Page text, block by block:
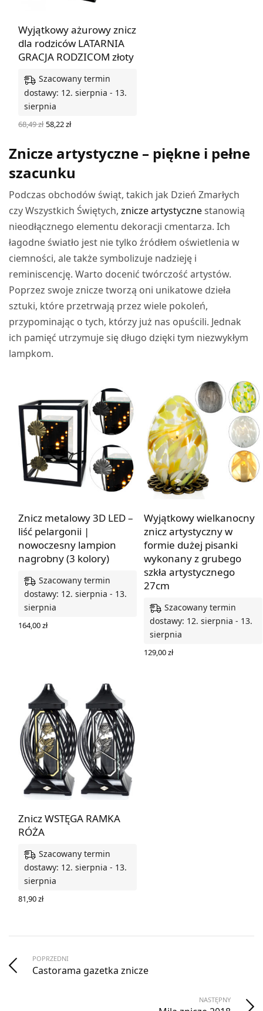
Wyjątkowy ażurowy znicz
dla rodziców LATARNIA
GRACJA RODZICOM złoty
Szacowany termin
dostawy: 12. sierpnia - 13.
sierpnia
68,49zł Pierwotna
cena
68,49 zł.
58,22złAktualna
58,22 zł.
Znicze artystyczne – piękne i pełne
szacunku
Podczas obchodów świąt, takich jak Dzień Zmarłych
czy Wszystkich Świętych,znicze artystycznestanowią
nieodłącznego elementu dekoracji cmentarza. Ich
łagodne światło jest nie tylko źródłem oświetlenia w
ciemności, ale także symbolizuje nadzieję i
reminiscencję. Warto docenić twórczość artystów.
Poprzez swoje znicze tworzą oni unikatowe dzieła
sztuki, które przetrwają przez wiele pokoleń,
przypominając o tych, którzy już nas opuścili. Jednak
ich pamięć utrzymuje się długo dzięki tym niezwykłym
lampkom.
Znicz metalowy 3D LED –
liść pelargonii |
nowoczesny lampion
nagrobny (3 kolory)
Szacowany termin
dostawy: 12. sierpnia - 13.
sierpnia
164,00zł
Wyjątkowy wielkanocny
znicz artystyczny w
formie dużej pisanki
wykonany z grubego
szkła artystycznego
27cm
Szacowany termin
dostawy: 12. sierpnia - 13.
sierpnia
129,00zł
Znicz WSTĘGA RAMKA
RÓŻA
Szacowany termin
dostawy: 12. sierpnia - 13.
sierpnia
81,90zł
POPRZEDNI
Castorama gazetka znicze
NASTĘPNY